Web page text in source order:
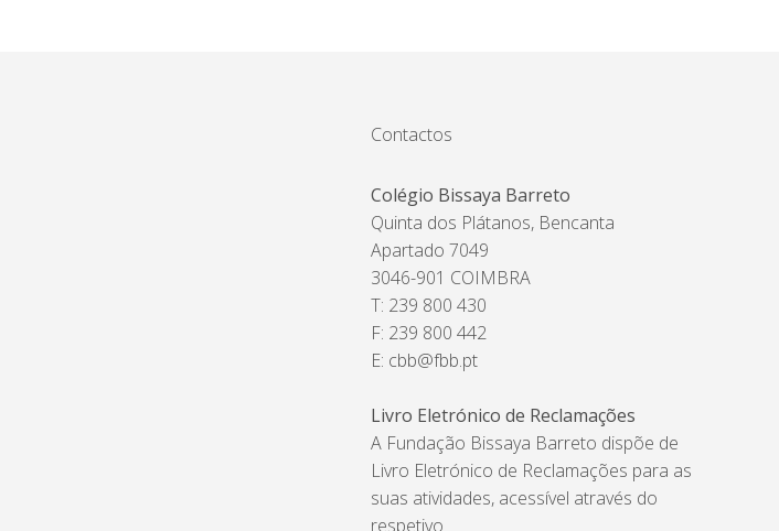
Contactos
Colégio Bissaya Barreto
Quinta dos Plátanos, Bencanta
Apartado 7049
3046-901 COIMBRA
T: 239 800 430
F: 239 800 442
E: cbb@fbb.pt
Livro Eletrónico de Reclamações
A Fundação Bissaya Barreto dispõe de
Livro Eletrónico de Reclamações para as
suas atividades, acessível através do
respetivo